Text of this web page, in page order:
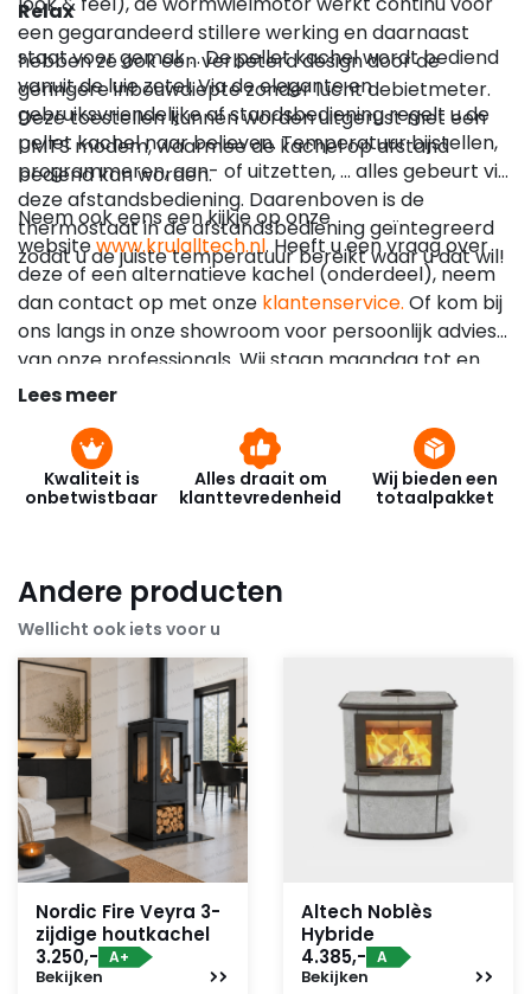
een gegarandeerd stillere werking en daarnaast
hebben ze ook een verbeterd design door de
geringere inbouwdiepte zonder lucht debietmeter.
Deze toestellen kunnen worden uitgerust met een
UMTS modem, waarmee de kachel op afstand
bediend kan worden.
Relax
staat voor gemak … De pellet kachel wordt bediend
vanuit de luie zetel. Via de elegante en
gebruiksvriendelijke af standsbediening regelt u de
pellet kachel naar believen. Temperatuur bijstellen,
programmeren, aan- of uitzetten, … alles gebeurt via
deze afstandsbediening. Daarenboven is de
thermostaat in de afstandsbediening geïntegreerd
zodat u de juiste temperatuur bereikt waar u dat wil!
Neem ook eens een kijkje op onze
websitewww.krulalltech.nl. Heeft u een vraag over
deze of een alternatieve kachel (onderdeel), neem
dan contact op met onze klantenservice. Of kom bij
ons langs in onze showroom voor persoonlijk advies
van onze professionals. Wij staan maandag tot en
met zaterdag de hele dag klaar voor al uw vragen.
Lees meer
Kwaliteit is
onbetwistbaar
Alles draait om
klanttevredenheid
Wij bieden een
totaalpakket
Andere producten
Wellicht ook iets voor u
Nordic Fire Veyra 3-
zijdige houtkachel
3.250,- A+
Bekijken
Altech Noblès
Hybride
4.385,- A
Bekijken